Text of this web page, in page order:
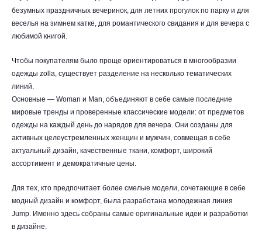
безумных праздничных вечеринок, для летних прогулок по парку и для
веселья на зимнем катке, для романтического свидания и для вечера с
любимой книгой.
Чтобы покупателям было проще ориентироваться в многообразии
одежды zolla, существует разделение на несколько тематических
линий.
Основные — Woman и Man, объединяют в себе самые последние
мировые тренды и проверенные классические модели: от предметов
одежды на каждый день до нарядов для вечера. Они созданы для
активных целеустремленных женщин и мужчин, совмещая в себе
актуальный дизайн, качественные ткани, комфорт, широкий
ассортимент и демократичные цены.
Для тех, кто предпочитает более смелые модели, сочетающие в себе
модный дизайн и комфорт, была разработана молодежная линия
Jump. Именно здесь собраны самые оригинальные идеи и разработки
в дизайне.